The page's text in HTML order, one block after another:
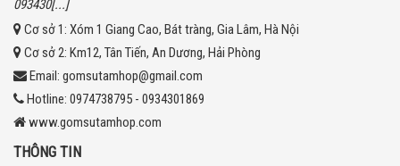
093430[...]
Cơ sở 1: Xóm 1 Giang Cao, Bát tràng, Gia Lâm, Hà Nội
Cơ sở 2: Km12, Tân Tiến, An Dương, Hải Phòng
Email: gomsutamhop@gmail.com
Hotline: 0974738795 - 0934301869
www.gomsutamhop.com
THÔNG TIN